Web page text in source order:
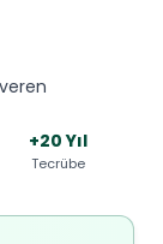
+20 Yıl
Tecrübe